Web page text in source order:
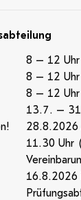
8 – 12
8 – 12
8 – 12 Uhr
13.7. –
11.30 Uhr
16.8.2026